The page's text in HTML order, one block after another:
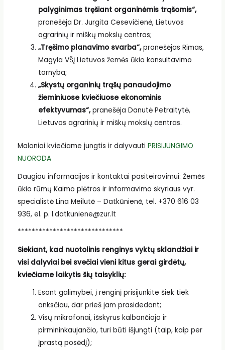
palyginimas tręšiant organinėmis trąšomis“,
pranešėja Dr. Jurgita Cesevičienė, Lietuvos
agrarinių ir miškų mokslų centras;
„Tręšimo planavimo svarba“,pranešėjas Rimas,
Magyla VŠĮ Lietuvos žemės ūkio konsultavimo
tarnyba;
„Skystų organinių trąšų panaudojimo
žieminiuose kviečiuose ekonominis
efektyvumas“,pranešėja Danutė Petraitytė,
Lietuvos agrarinių ir miškų mokslų centras.
Maloniai kviečiame jungtis ir dalyvauti PRISIJUNGIMO
NUORODA
Daugiau informacijos ir kontaktai pasiteiravimui: Žemės
ūkio rūmų Kaimo plėtros ir informavimo skyriaus vyr.
specialistė Lina Meilutė – Datkūnienė, tel. +370 616 03
936, el. p. l.datkuniene@zur.lt
******************************
Siekiant, kad nuotolinis renginys vyktų sklandžiai ir
visi dalyviai bei svečiai vieni kitus gerai girdėtų,
kviečiame laikytis šių taisyklių:
Esant galimybei, į renginį prisijunkite šiek tiek
anksčiau, dar prieš jam prasidedant;
Visų mikrofonai, išskyrus kalbančiojo ir
pirmininkaujančio, turi būti išjungti (taip, kaip per
įprastą posėdį);